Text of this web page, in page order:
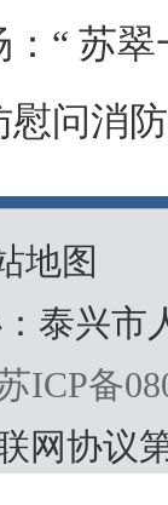
“ 苏
慰问消
地图
泰兴市
ICP备
网协